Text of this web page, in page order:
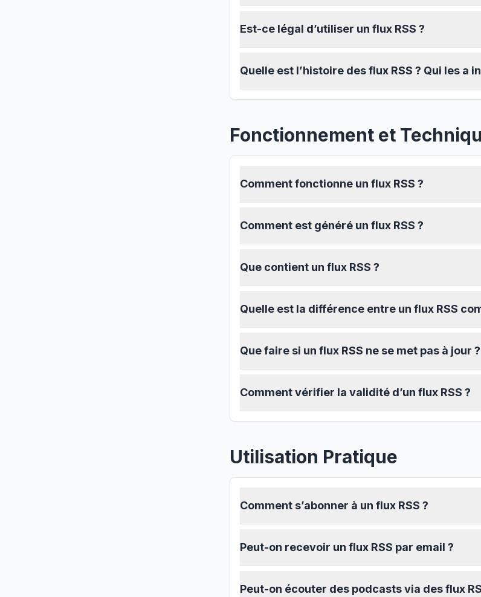
Est-ce légal d’utiliser un flux RSS ?
Quelle est l’histoire des flux RSS ? Qui les a
Fonctionnement et
Comment fonctionne un flux RSS ?
Comment est généré un flux RSS ?
Que contient un flux RSS ?
Quelle est la différence entre un flux RSS
Que faire si un flux RSS ne se met pas à jour ?
Comment vérifier la validité d’un flux RSS ?
Utilisation Pratique
Comment s’abonner à un flux RSS ?
Peut-on recevoir un flux RSS par email ?
Peut-on écouter des podcasts via des flux